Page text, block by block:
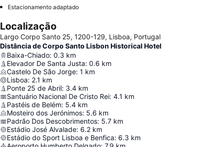
Estacionamento adaptado
Localização
Largo Corpo Santo 25, 1200-129, Lisboa, Portugal
Distância de Corpo Santo Lisbon Historical Hotel
Baixa-Chiado: 0.3 km
Elevador De Santa Justa: 0.6 km
Castelo De São Jorge: 1 km
Lisboa: 2.1 km
Ponte 25 de Abril: 3.4 km
Santuário Nacional De Cristo Rei: 4.1 km
Pastéis de Belém: 5.4 km
Mosteiro dos Jerónimos: 5.6 km
Padrão Dos Descobrimentos: 5.7 km
Estádio José Alvalade: 6.2 km
Estádio do Sport Lisboa e Benfica: 6.3 km